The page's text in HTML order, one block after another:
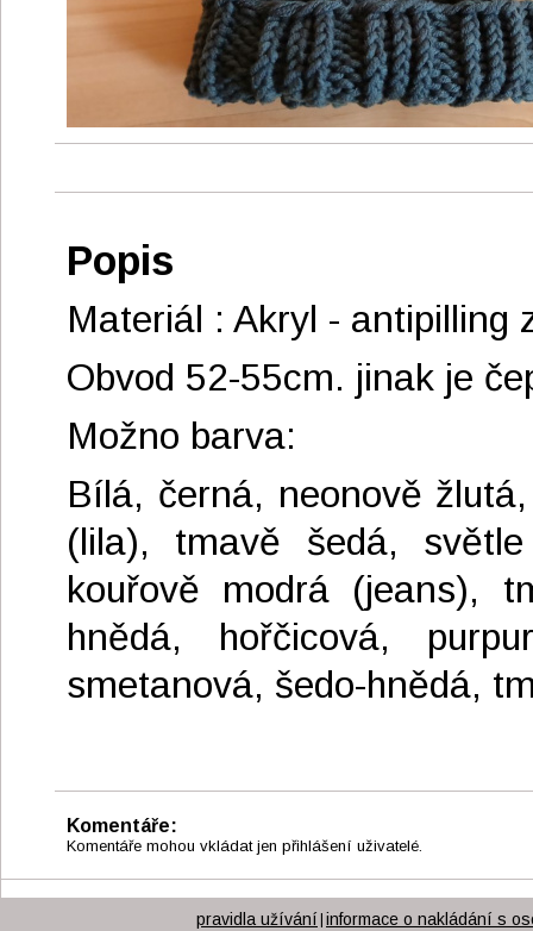
Popis
Materiál : Akryl - antipilling
Obvod 52-55cm. jinak je
Možno barva:
Bílá, černá, neonově
(lila), tmavě šedá,
kouřově modrá (jeans),
hnědá, hořčicová,
smetanová, šedo-hnědá,
Komentáře:
Komentáře mohou vkládat jen přihlášení uživatelé.
pravidla užívání | informace o nakládání s